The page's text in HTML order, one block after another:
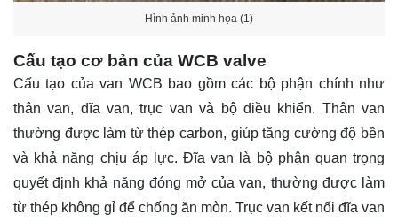
Hình ảnh minh họa (1)
Cấu tạo cơ bản của WCB valve
Cấu tạo của van WCB bao gồm các bộ phận chính như
thân van, đĩa van, trục van và bộ điều khiển. Thân van
thường được làm từ thép carbon, giúp tăng cường độ bền
và khả năng chịu áp lực. Đĩa van là bộ phận quan trọng
quyết định khả năng đóng mở của van, thường được làm
từ thép không gỉ để chống ăn mòn. Trục van kết nối đĩa van